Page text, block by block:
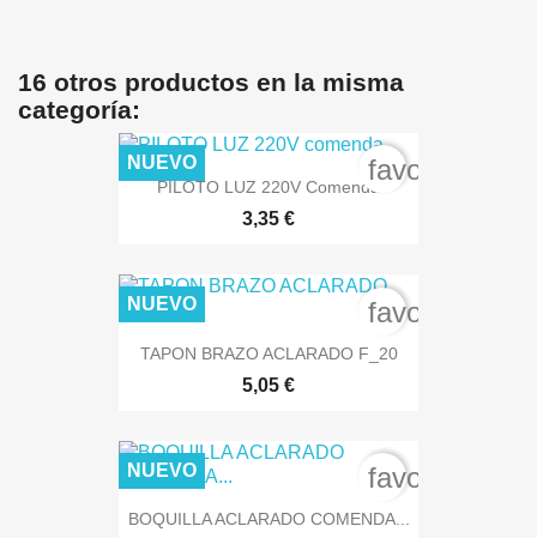
16 otros productos en la misma
categoría:
PILOTO LUZ 220V Comenda
3,35 €
NUEVO
TAPON BRAZO ACLARADO F_20
5,05 €
NUEVO
BOQUILLA ACLARADO COMENDA...
NUEVO